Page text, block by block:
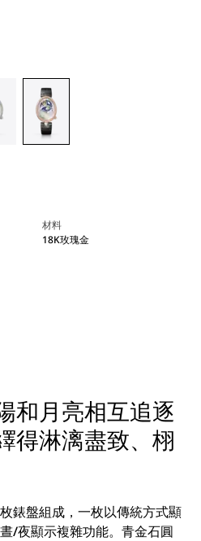
材料
18K玫瑰金
和月亮相互追逐
得淋漓盡致、栩
錶盤組成，一枚以傳統方式顯
/夜顯示複雜功能。青金石圓